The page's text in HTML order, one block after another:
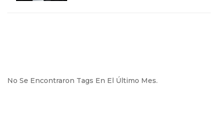
No Se Encontraron Tags En El Último Mes.